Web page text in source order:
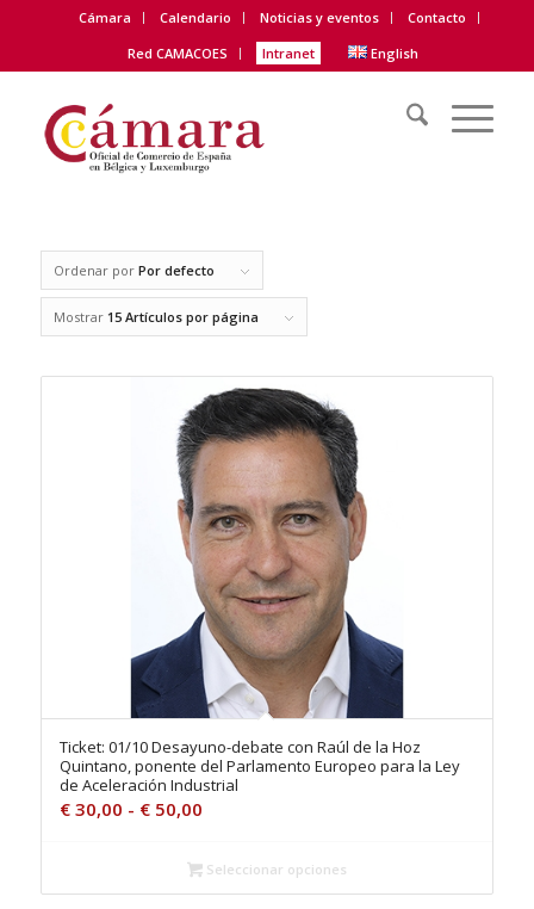
Cámara Calendario Noticias y eventos
Contacto
Red CAMACOES
Intranet English
Ordenar por Por defecto
Mostrar 15 Artículos por página
Ticket: 01/10 Desayuno-debate con Raúl de la Hoz
Quintano, ponente del Parlamento Europeo para la Ley
de Aceleración Industrial
€30,00 - €50,00Rango
precios:
desde
Seleccionar opciones